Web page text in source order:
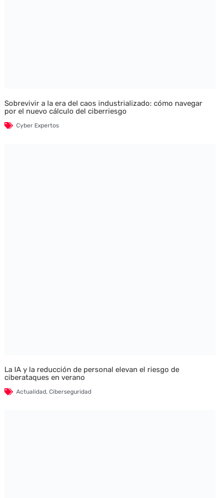
Sobrevivir a la era del caos industrializado: cómo navegar
por el nuevo cálculo del ciberriesgo
Cyber Expertos
La IA y la reducción de personal elevan el riesgo de
ciberataques en verano
Actualidad, Ciberseguridad